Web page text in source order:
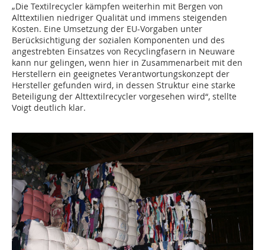
„Die Textilrecycler kämpfen weiterhin mit Bergen von
Alttextilien niedriger Qualität und immens steigenden
Kosten. Eine Umsetzung der EU-Vorgaben unter
Berücksichtigung der sozialen Komponenten und des
angestrebten Einsatzes von Recyclingfasern in Neuware
kann nur gelingen, wenn hier in Zusammenarbeit mit den
Herstellern ein geeignetes Verantwortungskonzept der
Hersteller gefunden wird, in dessen Struktur eine starke
Beteiligung der Alttextilrecycler vorgesehen wird“, stellte
Voigt deutlich klar.